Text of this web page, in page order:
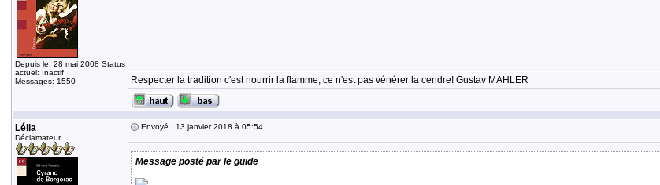
Depuis le: 28 mai 2008 Status
actuel: Inactif
Messages: 1550
Respecter la tradition c'est nourrir la flamme, ce n'est pas vénérer la cendre! Gustav MAHLER
Lélia
Déclamateur
Envoyé : 13 janvier 2018 à 05:54
Message posté par le guide